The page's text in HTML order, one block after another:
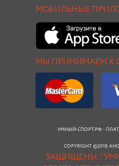
МОБИЛЬНЫЕ
МЫ ПРИНИМАЕМ К
УМНЫЙ-СПОРТ.РФ -
COPYRIGHT ©2018
ЗАЩИЩЕНЫ.